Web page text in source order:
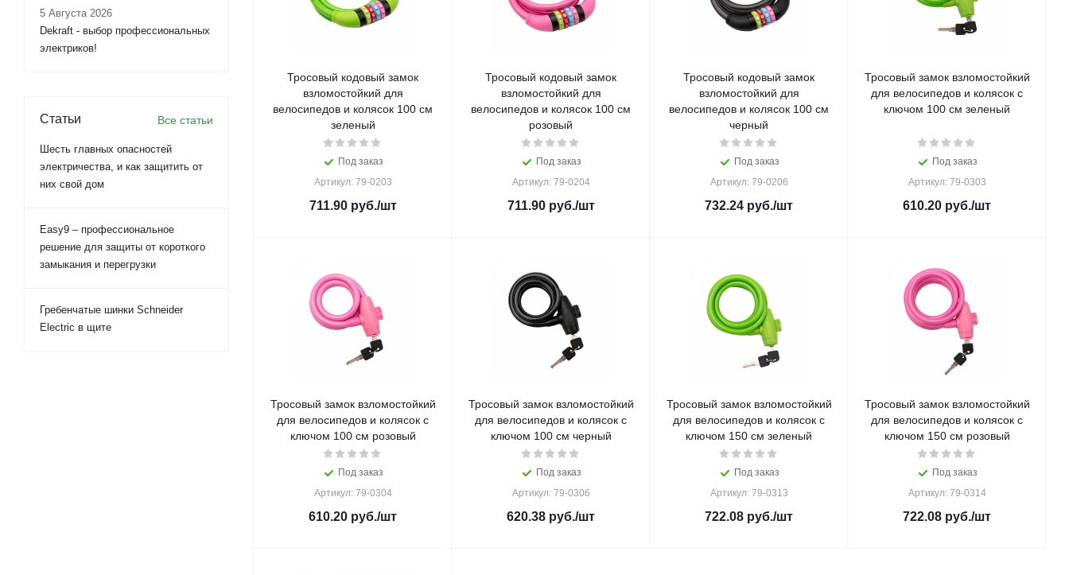
Тросовый кодовый замок
взломостойкий для
велосипедов и колясок 100 см
зеленый
Под заказ
Артикул: 79-0203
711.90руб./шт
Тросовый кодовый замок
взломостойкий для
велосипедов и колясок 100 см
розовый
Под заказ
Артикул: 79-0204
711.90руб./шт
Тросовый кодовый замок
взломостойкий для
велосипедов и колясок 100 см
черный
Под заказ
Артикул: 79-0206
732.24 руб./шт
Тросовый замок взломостойкий
для велосипедов и колясок с
ключом 100 см зеленый
Под заказ
Артикул: 79-0303
610.20 руб./шт
Тросовый замок взломостойкий
для велосипедов и колясок с
ключом 100 см розовый
Под заказ
Артикул: 79-0304
610.20 руб./шт
Тросовый замок взломостойкий
для велосипедов и колясок с
ключом 100 см черный
Под заказ
Артикул: 79-0306
620.38 руб./шт
Тросовый замок взломостойкий
для велосипедов и колясок с
ключом 150 см зеленый
Под заказ
Артикул: 79-0313
722.08 руб./шт
Тросовый замок взломостойкий
для велосипедов и колясок с
ключом 150 см розовый
Под заказ
Артикул: 79-0314
722.08 руб./шт
5 Августа 2026
Dekraft - выбор профессиональных
электриков!
Статьи Все статьи
Шесть главных опасностей
электричества, и как защитить от
них свой дом
Easy9 – профессиональное
решение для защиты от короткого
замыкания и перегрузки
Гребенчатые шинки Schneider
Electric в щите